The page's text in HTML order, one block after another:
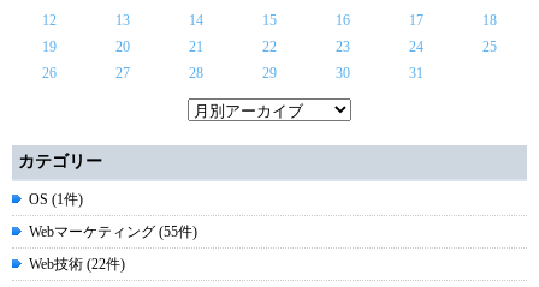
12
13 14 15 16 17
18
19
20 21 22 23 24
25
26
27 28 29 30 31
カテゴリー
OS (1件)
Webマーケティング (55件)
Web技術 (22件)